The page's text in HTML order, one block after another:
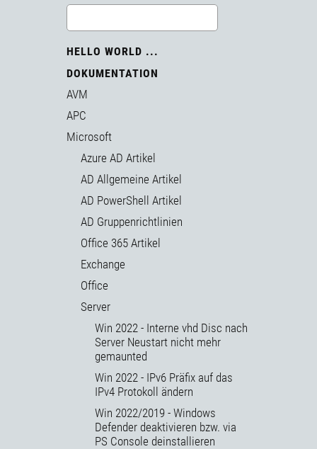
HELLO WORLD ...
DOKUMENTATION
AVM
APC
Microsoft
Azure AD Artikel
AD Allgemeine Artikel
AD PowerShell Artikel
AD Gruppenrichtlinien
Office 365 Artikel
Exchange
Office
Server
Win 2022 - Interne vhd Disc nach
Server Neustart nicht mehr
gemaunted
Win 2022 - IPv6 Präfix auf das
IPv4 Protokoll ändern
Win 2022/2019 - Windows
Defender deaktivieren bzw. via
PS Console deinstallieren